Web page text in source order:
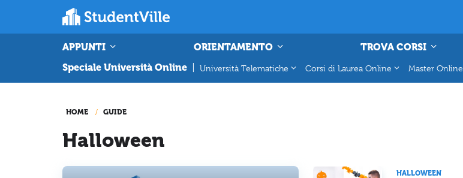
APPUNTI ORIENTAMENTO TROVA CORSI
Speciale Università Online
Università Telematiche Corsi di Laurea Online Master Online
HOME GUIDE
Halloween
HALLOWEEN